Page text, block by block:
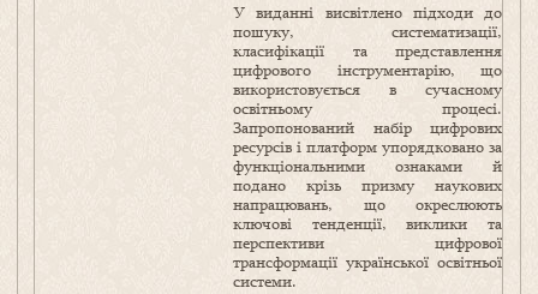
У виданні висвітлено підходи до
пошуку, систематизації,
класифікації та представлення
цифрового інструментарію, що
використовується в сучасному
освітньому процесі.
Запропонований набір цифрових
ресурсів і платформ упорядковано за
функціональними ознаками й
подано крізь призму наукових
напрацювань, що окреслюють
ключові тенденції, виклики та
перспективи цифрової
трансформації української освітньої
системи.